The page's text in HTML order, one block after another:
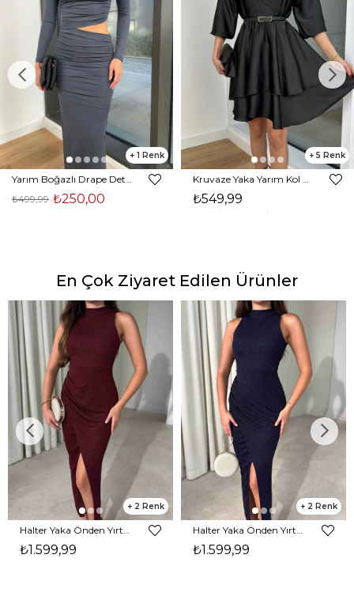
1
₺250,00
₺499,99
5
₺549,99
En Çok Ziyaret Edilen Ürünler
2
₺1.599,99
2
₺1.599,99